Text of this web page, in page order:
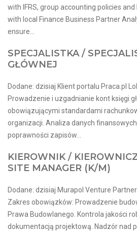
with IFRS, group accounting policies
with local Finance Business Partner
ensure...
SPECJALISTKA /
GŁÓWNEJ
Dodane: dzisiaj Klient portalu Praca.pl
Prowadzenie i uzgadnianie kont księgi
obowiązującymi standardami
organizacji. Analiza danych
poprawności zapisów...
KIEROWNIK /
SITE MANAGER (K/M)
Dodane: dzisiaj Murapol Venture
Zakres obowiązków: Prowadzenie
Prawa Budowlanego. Kontrola jakości
dokumentacją projektową. Nadzór nad